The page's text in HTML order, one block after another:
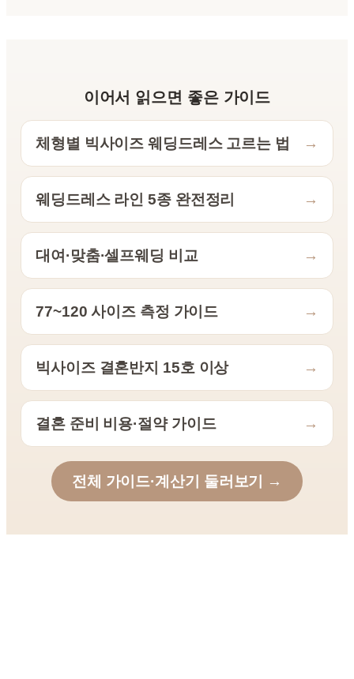
이어서 읽으면 좋은 가이드
체형별 빅사이즈 웨딩드레스 고르는 법 →
웨딩드레스 라인 5종 완전정리 →
대여·맞춤·셀프웨딩 비교 →
77~120 사이즈 측정 가이드 →
빅사이즈 결혼반지 15호 이상 →
결혼 준비 비용·절약 가이드 →
전체 가이드·계산기 둘러보기 →